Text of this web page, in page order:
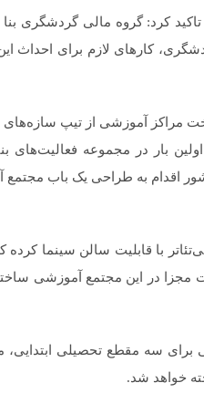
کرد: گروه مالی گردشگری بنا
کارهای لازم برای احداث
مراکز آموزشی از تیپ
بار در مجموعه فعالیت‌های
اقدام به طراحی یک باب
با قابلیت سالن سینما کرده
مجزا در این مجتمع آموزشی
برای سه مقطع تحصیلی ابتدایی،
خواهد شد.